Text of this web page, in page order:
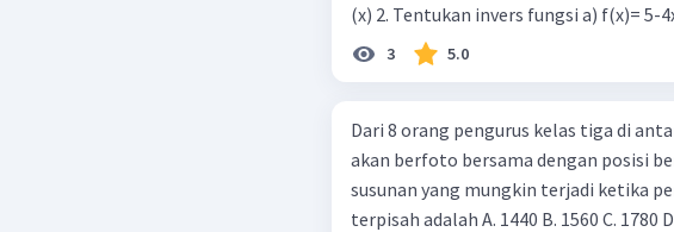
(x) 2. Tentukan invers fungsi a) f(x)=
3 5.0
Dari 8 orang pengurus kelas tiga di
akan berfoto bersama dengan posisi
susunan yang mungkin terjadi ketika
terpisah adalah A. 1440 B. 1560 C. 1780